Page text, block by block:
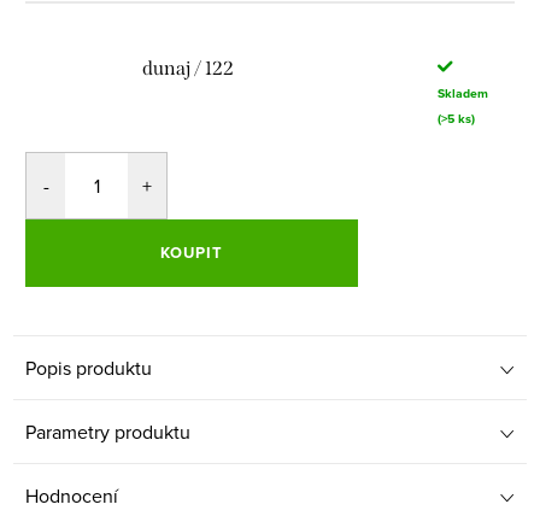
dunaj / 122
Skladem
(>5 ks)
KOUPIT
Popis produktu
Parametry produktu
Hodnocení